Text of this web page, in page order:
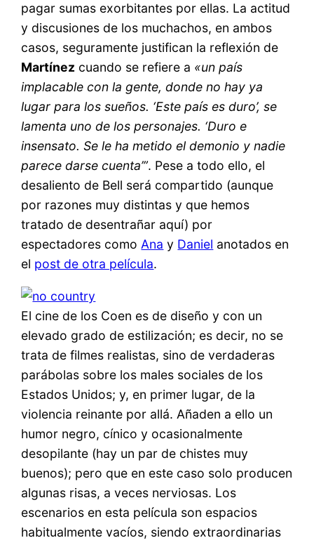
pagar sumas exorbitantes por ellas. La actitud
y discusiones de los muchachos, en ambos
casos, seguramente justifican la reflexión de
Martínez cuando se refiere a «un país
implacable con la gente, donde no hay ya
lugar para los sueños. ‘Este país es duro’, se
lamenta uno de los personajes. ‘Duro e
insensato. Se le ha metido el demonio y nadie
parece darse cuenta’”. Pese a todo ello, el
desaliento de Bell será compartido (aunque
por razones muy distintas y que hemos
tratado de desentrañar aquí) por
espectadores como Ana y Daniel anotados en
el post de otra película.
El cine de los Coen es de diseño y con un
elevado grado de estilización; es decir, no se
trata de filmes realistas, sino de verdaderas
parábolas sobre los males sociales de los
Estados Unidos; y, en primer lugar, de la
violencia reinante por allá. Añaden a ello un
humor negro, cínico y ocasionalmente
desopilante (hay un par de chistes muy
buenos); pero que en este caso solo producen
algunas risas, a veces nerviosas. Los
escenarios en esta película son espacios
habitualmente vacíos, siendo extraordinarias